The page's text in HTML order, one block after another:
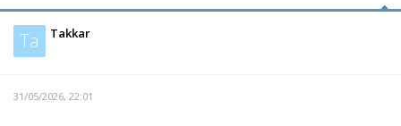
Ta Takkar
31/05/2026, 22:01